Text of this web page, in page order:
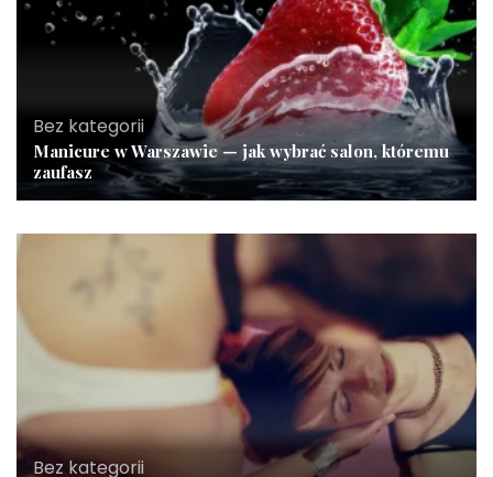
Bez kategorii
Manicure w Warszawie — jak wybrać salon, któremu
zaufasz
Bez kategorii